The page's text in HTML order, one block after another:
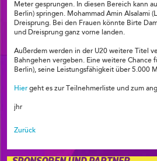
Meter gesprungen. In diesen Bereich kann
Berlin) springen. Mohammad Amin Alsalami
Dreisprung. Bei den Frauen könnte Birte
und Dreisprung ganz vorne landen.
Außerdem werden in der U20 weitere Titel
Bahngehen vergeben. Eine weitere Chance
Berlin), seine Leistungsfähigkeit über 5.000
Hier geht es zur Teilnehmerliste und zum
jhr
Zurück